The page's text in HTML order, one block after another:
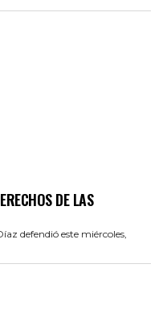
DE LAS
defendió este miércoles,